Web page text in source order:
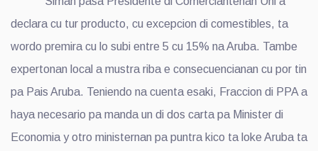
declara cu tur producto, cu excepcion di comestibles, ta
wordo premira cu lo subi entre 5 cu 15% na Aruba. Tambe
expertonan local a mustra riba e consecuencianan cu por tin
pa Pais Aruba. Teniendo na cuenta esaki, Fraccion di PPA a
haya necesario pa manda un di dos carta pa Minister di
Economia y otro ministernan pa puntra kico ta loke Aruba ta